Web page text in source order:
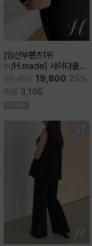
[임산부팬츠1위
✨/H.made] 사이다쿨링
부츠컷 팬츠 (키작/보통/키
큰)
19,800 25%
리뷰 3,105